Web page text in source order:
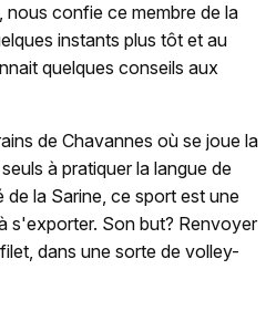
nous confie ce membre de la
instants plus tôt et au
quelques conseils aux
de Chavannes où se joue la
à pratiquer la langue de
la Sarine, ce sport est une
s'exporter. Son but? Renvoyer
dans une sorte de volley-